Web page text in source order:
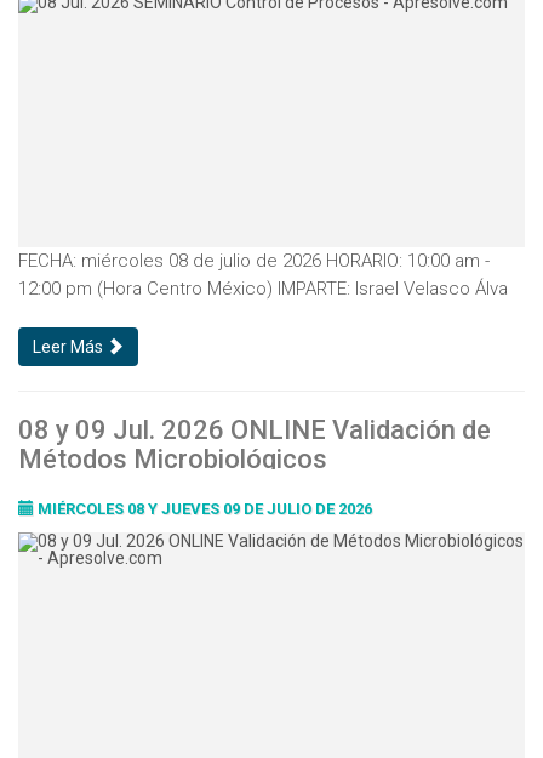
FECHA: miércoles 08 de julio de 2026 HORARIO: 10:00 am -
12:00 pm (Hora Centro México) IMPARTE: Israel Velasco Álva
Leer Más
08 y 09 Jul. 2026 ONLINE Validación de
Métodos Microbiológicos
MIÉRCOLES 08 Y JUEVES 09 DE JULIO DE 2026